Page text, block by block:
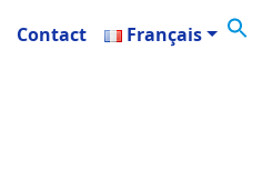
Contact Français